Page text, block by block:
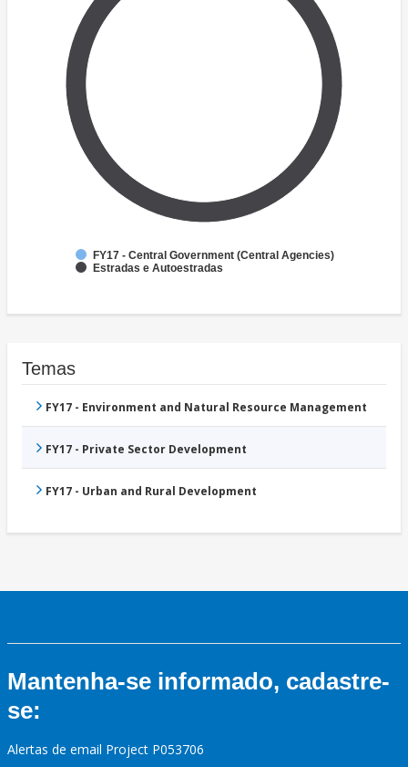
FY17 - Central Government (Central Agencies)
Estradas e Autoestradas
Temas
FY17 - Environment and Natural Resource Management
FY17 - Private Sector Development
FY17 - Urban and Rural Development
Mantenha-se informado, cadastre-
se:
Alertas de email Project P053706